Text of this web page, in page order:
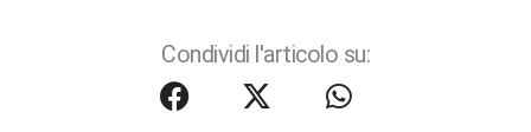
Condividi l'articolo su: